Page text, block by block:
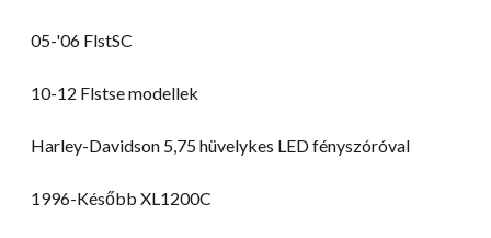
05-'06 FlstSC
10-12 Flstse modellek
Harley-Davidson 5,75 hüvelykes LED fényszóróval
1996-Később XL1200C